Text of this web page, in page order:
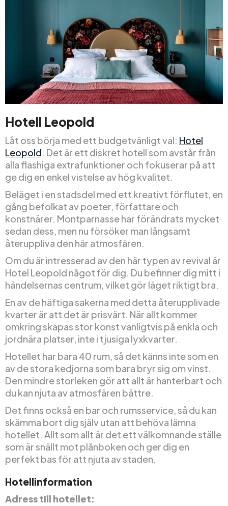
Hotell Leopold
Låt oss börja med ett budgetvänligt val: Hotel
Leopold. Det är ett diskret hotell som avstår från
alla flashiga extrafunktioner och fokuserar på att
ge dig en enkel vistelse av hög kvalitet.
Beläget i en stadsdel med ett kreativt förflutet, en
gång befolkat av poeter, författare och
konstnärer. Montparnasse har förändrats mycket
sedan dess, men nu försöker man långsamt
återuppliva den här atmosfären.
Om du är intresserad av den här typen av revival är
Hotel Leopold något för dig. Du befinner dig mitt i
händelsernas centrum, vilket gör läget riktigt bra.
En av de häftiga sakerna med detta återupplivade
kvarter är att det är prisvärt. När allt kommer
omkring skapas stor konst vanligtvis på enkla och
jordnära platser, inte i tjusiga lyxkvarter.
Hotellet har bara 40 rum, så det känns inte som en
av de stora kedjorna som bara bryr sig om vinst.
Den mindre storleken gör att allt är hanterbart och
du kan njuta av atmosfären bättre.
Det finns också en bar och rumsservice, så du kan
skämma bort dig själv utan att behöva lämna
hotellet. Allt som allt är det ett välkomnande ställe
som är snällt mot plånboken och ger dig en
perfekt bas för att njuta av staden.
Hotellinformation
Adress till hotellet: